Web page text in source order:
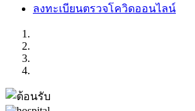
ลงทะเบียนตรวจโควิดออนไลน์